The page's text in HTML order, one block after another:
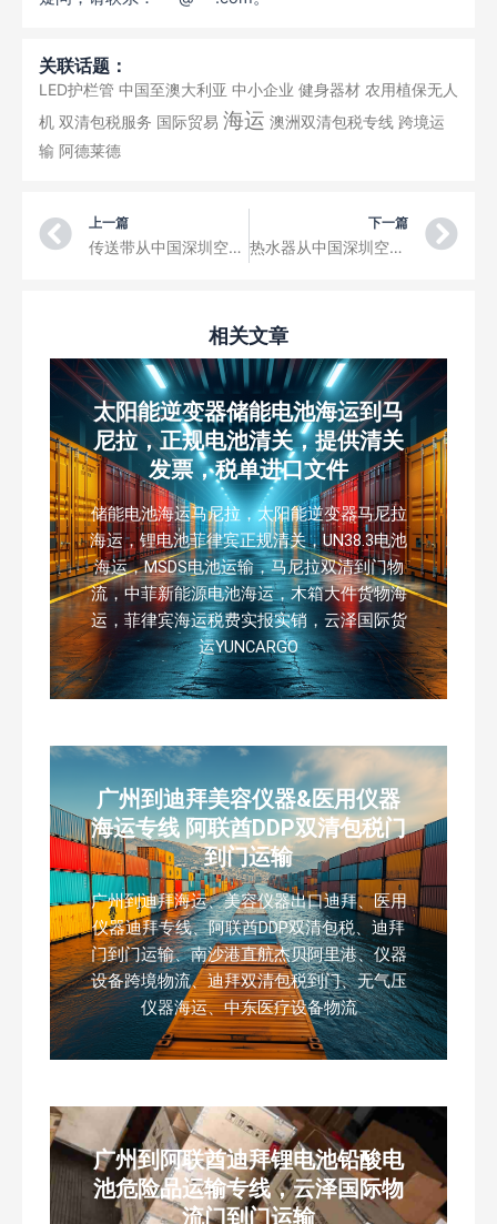
关联话题：
LED护栏管 中国至澳大利亚 中小企业 健身器材 农用植保无人
机 双清包税服务 国际贸易 海运 澳洲双清包税专线 跨境运
输 阿德莱德
Prev
上一篇
传送带从中国深圳空运到巴尔瑙尔机场三字代码BAX
下一篇
热水器从中国深圳空运到贝加尔国际机场三字代码UUD
相关文章
太阳能逆变器储能电池海运到马
尼拉，正规电池清关，提供清关
发票，税单进口文件
储能电池海运马尼拉，太阳能逆变器马尼拉
海运，锂电池菲律宾正规清关，UN38.3电池
海运，MSDS电池运输，马尼拉双清到门物
流，中菲新能源电池海运，木箱大件货物海
运，菲律宾海运税费实报实销，云泽国际货
运YUNCARGO
广州到迪拜美容仪器&医用仪器
海运专线 阿联酋DDP双清包税门
到门运输
广州到迪拜海运、美容仪器出口迪拜、医用
仪器迪拜专线、阿联酋DDP双清包税、迪拜
门到门运输、南沙港直航杰贝阿里港、仪器
设备跨境物流、迪拜双清包税到门、无气压
仪器海运、中东医疗设备物流
广州到阿联酋迪拜锂电池铅酸电
池危险品运输专线，云泽国际物
流门到门运输